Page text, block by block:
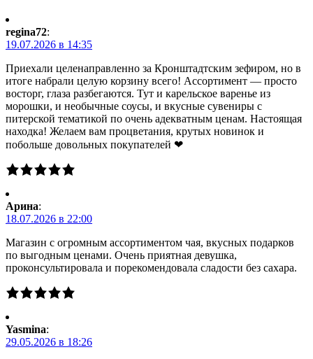
regina72:
19.07.2026 в 14:35
Приехали целенаправленно за Кронштадтским зефиром, но в
итоге набрали целую корзину всего! Ассортимент — просто
восторг, глаза разбегаются. Тут и карельское варенье из
морошки, и необычные соусы, и вкусные сувениры с
питерской тематикой по очень адекватным ценам. Настоящая
находка! Желаем вам процветания, крутых новинок и
побольше довольных покупателей ❤
Арина:
18.07.2026 в 22:00
Магазин с огромным ассортиментом чая, вкусных подарков
по выгодным ценами. Очень приятная девушка,
проконсультировала и порекомендовала сладости без сахара.
Yasmina:
29.05.2026 в 18:26